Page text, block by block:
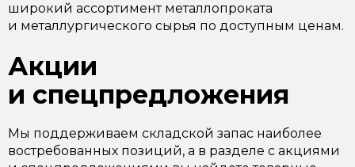
широкий ассортимент металлопроката
и металлургического сырья по доступным ценам.
Акции
и спецпредложения
Мы поддерживаем складской запас наиболее
востребованных позиций, а в разделе с акциями